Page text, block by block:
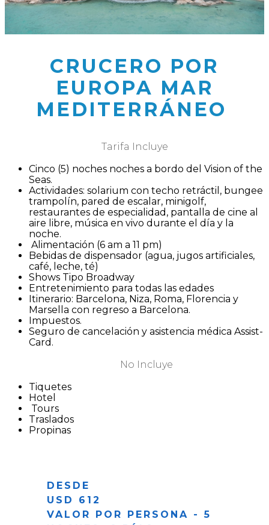
CRUCERO POR
EUROPA MAR
MEDITERRÁNEO
Tarifa Incluye
Cinco (5) noches noches a bordo del Vision of the
Seas.
Actividades: solarium con techo retráctil, bungee
trampolín, pared de escalar, minigolf,
restaurantes de especialidad, pantalla de cine al
aire libre, música en vivo durante el día y la
noche.
Alimentación (6 am a 11 pm)
Bebidas de dispensador (agua, jugos artificiales,
café, leche, té)
Shows Tipo Broadway
Entretenimiento para todas las edades
Itinerario: Barcelona, Niza, Roma, Florencia y
Marsella con regreso a Barcelona.
Impuestos.
Seguro de cancelación y asistencia médica Assist-
Card.
No Incluye
Tiquetes
Hotel
Tours
Traslados
Propinas
DESDE
USD 612
VALOR POR PERSONA - 5